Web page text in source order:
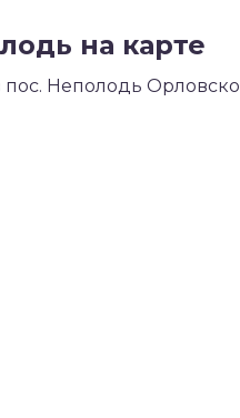
на карте
Неполодь